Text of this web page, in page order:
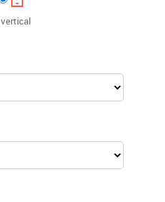
vertical